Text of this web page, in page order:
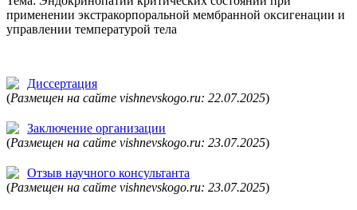
применении экстракорпоральной мембранной оксигенации и
управлении температурой тела
Диссертация
(Размещен на сайте vishnevskogo.ru: 22.07.2025)
Заключение организации
(Размещен на сайте vishnevskogo.ru: 23.07.2025)
Отзыв научного консультанта
(Размещен на сайте vishnevskogo.ru: 23.07.2025)